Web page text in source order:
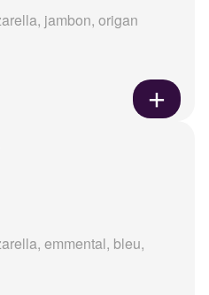
jambon, origan
emmental, bleu,